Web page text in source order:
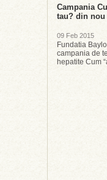
Campania
tau? din
09 Feb 2015
Fundatia
campania de
hepatite Cum